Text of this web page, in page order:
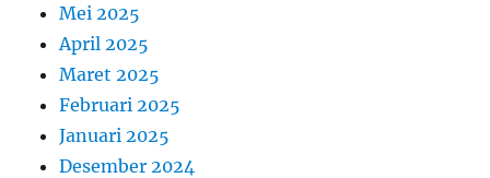
Mei 2025
April 2025
Maret 2025
Februari 2025
Januari 2025
Desember 2024